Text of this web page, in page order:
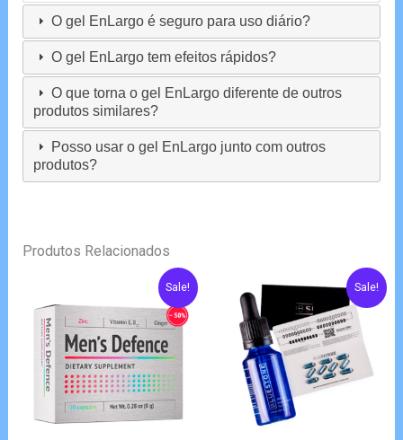
O gel EnLargo é seguro para uso diário?
O gel EnLargo tem efeitos rápidos?
O que torna o gel EnLargo diferente de outros
produtos similares?
Posso usar o gel EnLargo junto com outros
produtos?
Produtos Relacionados
Sale! Sale!